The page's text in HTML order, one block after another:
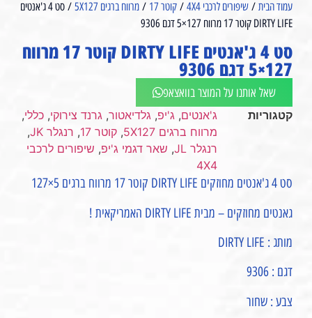
עמוד הבית/ שיפורים לרכבי 4X4 / קוטר 17 / מרווח ברגים 5X127
/ סט 4 ג'אנטים
DIRTY LIFE קוטר 17 מרווח 127×5 דגם 9306
סט 4 ג'אנטים DIRTY LIFE קוטר 17 מרווח
127×5 דגם 9306
שאל אותנו על המוצר בוואצאפ
קטגוריות ג'אנטים, ג'יפ, גלדיאטור, גרנד צירוקי, כללי,
מרווח ברגים 5X127
, קוטר 17 , רנגלר JK
,
רנגלר JL
, שאר דגמי ג'יפ, שיפורים לרכבי
4X4
סט 4 ג'אנטים מחוזקים DIRTY LIFE קוטר 17 מרווח ברגים 5×127
גאנטים מחוזקים – מבית DIRTY LIFE האמריקאית !
מותג : DIRTY LIFE
דגם : 9306
צבע : שחור